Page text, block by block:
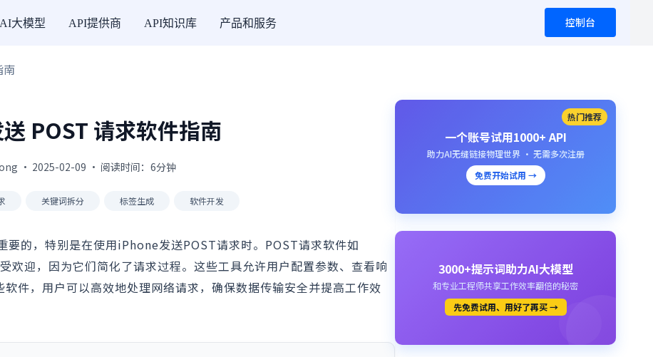
AI大模型 API提供商 API知识库 产品和服务 控制台
南
POST 请求软件指南
· 2025-02-09 · 阅读时间：6分钟
关键词拆分 标签生成 软件开发
的，特别是在使用iPhone发送POST请求时。POST请求软件如
迎，因为它们简化了请求过程。这些工具允许用户配置参数、查看响
件，用户可以高效地处理网络请求，确保数据传输安全并提高工作效
热门推荐
一个账号试用1000+ API
助力AI无缝链接物理世界 · 无需多次注册
免费开始试用 →
3000+提示词助力AI大模型
和专业工程师共享工作效率翻倍的秘密
先免费试用、用好了再买 →